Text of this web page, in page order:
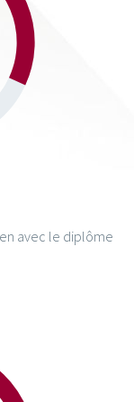
avec le diplôme